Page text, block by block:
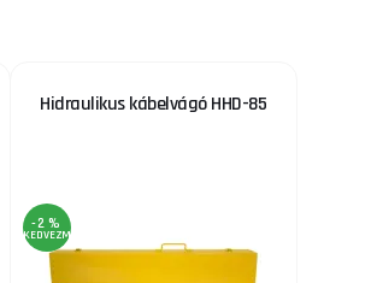
Hidraulikus kábelvágó HHD-85
-2 %
KEDVEZMÉNY